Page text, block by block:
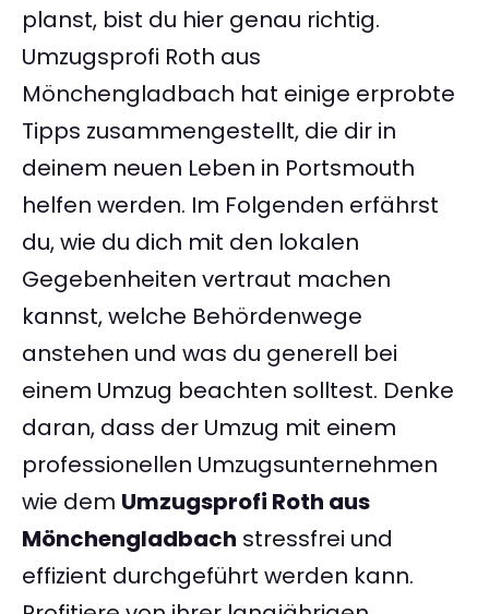
planst, bist du hier genau richtig.
Umzugsprofi Roth aus
Mönchengladbach hat einige erprobte
Tipps zusammengestellt, die dir in
deinem neuen Leben in Portsmouth
helfen werden. Im Folgenden erfährst
du, wie du dich mit den lokalen
Gegebenheiten vertraut machen
kannst, welche Behördenwege
anstehen und was du generell bei
einem Umzug beachten solltest. Denke
daran, dass der Umzug mit einem
professionellen Umzugsunternehmen
wie dem Umzugsprofi Roth aus
Mönchengladbach stressfrei und
effizient durchgeführt werden kann.